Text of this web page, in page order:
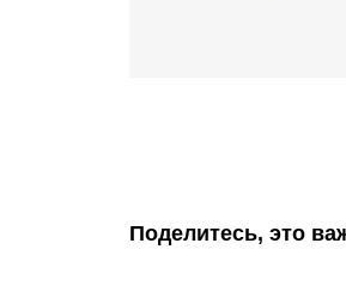
Поделитесь, это